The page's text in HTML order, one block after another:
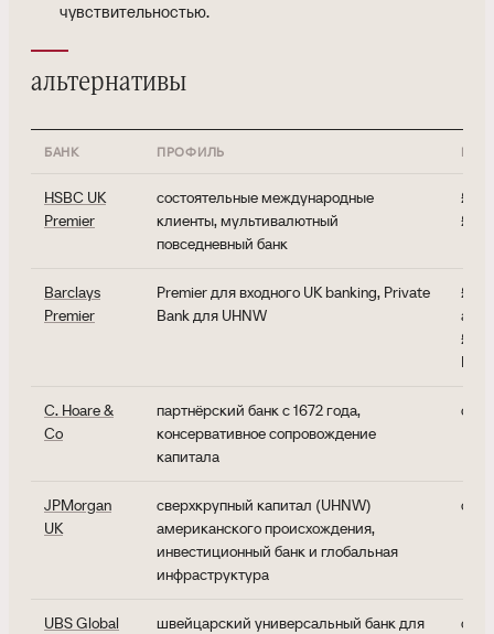
чувствительностью.
альтернативы
БАНК ПРОФИЛЬ
HSBC UK
Premier
состоятельные международные
клиенты, мультивалютный
повседневный банк
Barclays
Premier
Premier для входного UK banking, Private
Bank для UHNW
C. Hoare &
Co
партнёрский банк с 1672 года,
консервативное сопровождение
капитала
JPMorgan
UK
сверхкрупный капитал (UHNW)
американского происхождения,
инвестиционный банк и глобальная
инфраструктура
UBS Global
швейцарский универсальный банк для